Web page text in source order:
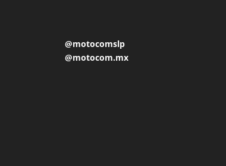
@motocomslp
@motocom.mx